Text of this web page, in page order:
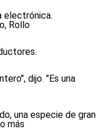
electrónica.
Rollo
dijo. "Es una
una especie de gran
más